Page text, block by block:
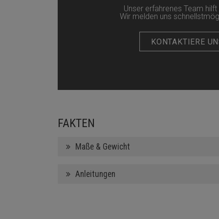
Unser erfahrenes Team hilft
Wir melden uns
KONTAKTIERE
FAKTEN
Maße & Gewicht
Anleitungen